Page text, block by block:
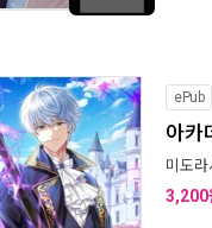
ePub
아카
미도라
3,200